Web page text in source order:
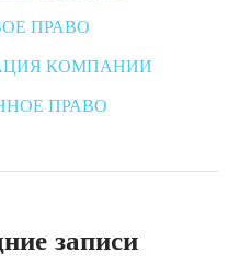
ПРАВО
КОМПАНИИ
ПРАВО
записи